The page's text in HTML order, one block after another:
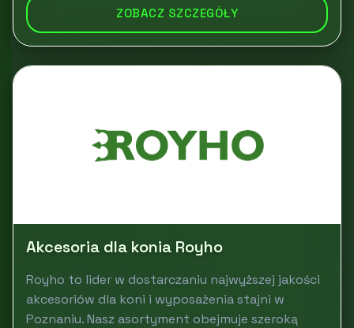
ZOBACZ SZCZEGÓŁY
Akcesoria dla konia Royho
Royho to lider w dostarczaniu najwyższej jakości
akcesoriów dla koni i wyposażenia stajni w
Poznaniu. Nasz asortyment obejmuje szeroką